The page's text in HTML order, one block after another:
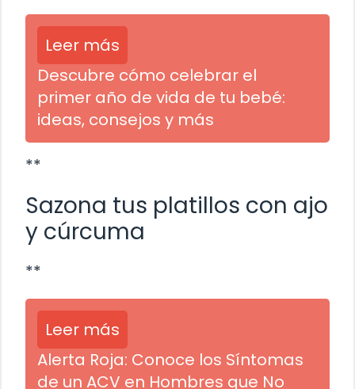
Leer más
Descubre cómo celebrar el
primer año de vida de tu bebé:
ideas, consejos y más
**
Sazona tus platillos con ajo
y cúrcuma
**
Leer más
Alerta Roja: Conoce los Síntomas
de un ACV en Hombres que No